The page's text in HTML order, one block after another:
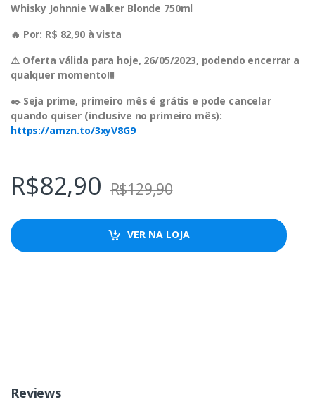
Whisky Johnnie Walker Blonde 750ml
🔥 Por: R$ 82,90 à vista
⚠️ Oferta válida para hoje, 26/05/2023, podendo encerrar a
qualquer momento!!!
✒️ Seja prime, primeiro mês é grátis e pode cancelar
quando quiser (inclusive no primeiro mês):
https://amzn.to/3xyV8G9
R$82,90 R$129,90
VER NA LOJA
Reviews